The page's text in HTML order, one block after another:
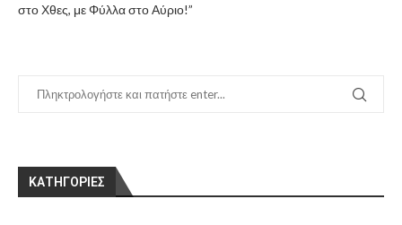
στο Χθες, με Φύλλα στο Αύριο!”
KΑΤΗΓΟΡΊΕΣ